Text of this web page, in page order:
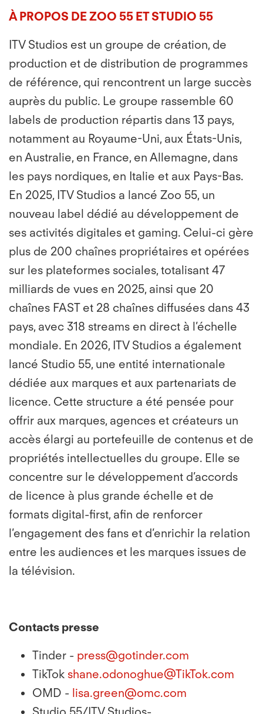
À PROPOS DE ZOO 55 ET STUDIO 55
ITV Studios est un groupe de création, de
production et de distribution de programmes
de référence, qui rencontrent un large succès
auprès du public. Le groupe rassemble 60
labels de production répartis dans 13 pays,
notamment au Royaume-Uni, aux États-Unis,
en Australie, en France, en Allemagne, dans
les pays nordiques, en Italie et aux Pays-Bas.
En 2025, ITV Studios a lancé Zoo 55, un
nouveau label dédié au développement de
ses activités digitales et gaming. Celui-ci gère
plus de 200 chaînes propriétaires et opérées
sur les plateformes sociales, totalisant 47
milliards de vues en 2025, ainsi que 20
chaînes FAST et 28 chaînes diffusées dans 43
pays, avec 318 streams en direct à l’échelle
mondiale. En 2026, ITV Studios a également
lancé Studio 55, une entité internationale
dédiée aux marques et aux partenariats de
licence. Cette structure a été pensée pour
offrir aux marques, agences et créateurs un
accès élargi au portefeuille de contenus et de
propriétés intellectuelles du groupe. Elle se
concentre sur le développement d’accords
de licence à plus grande échelle et de
formats digital-first, afin de renforcer
l’engagement des fans et d’enrichir la relation
entre les audiences et les marques issues de
la télévision.
Contacts presse
Tinder - press@gotinder.com
TikTok shane.odonoghue@TikTok.com
OMD - lisa.green@omc.com